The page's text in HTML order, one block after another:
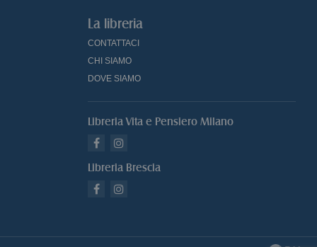
La libreria
CONTATTACI
CHI SIAMO
DOVE SIAMO
Libreria Vita e Pensiero Milano
Libreria Brescia